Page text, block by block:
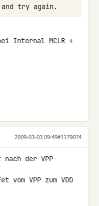
Internal MCLR +
2009-03-03 09:49#1179074
der VPP
vom VPP zum VDD